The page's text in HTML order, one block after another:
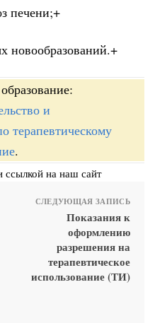
печени;+
новообразований.+
и
терапевтическому
.
ссылкой на наш сайт
СЛЕДУЮЩАЯ ЗАПИСЬ
Показания к
оформлению
разрешения на
терапевтическое
использование (ТИ)